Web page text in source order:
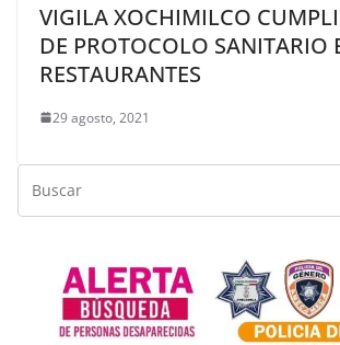
VIGILA XOCHIMILCO
DE PROTOCOLO SANITARIO
RESTAURANTES
29 agosto, 2021